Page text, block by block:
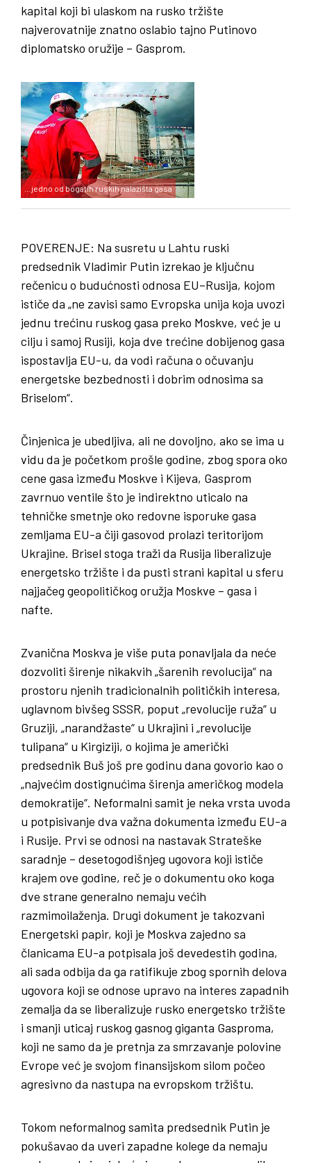
kapital koji bi ulaskom na rusko tržište
najverovatnije znatno oslabio tajno Putinovo
diplomatsko oružije – Gasprom.
…jedno od bogatih ruskih nalazišta gasa
POVERENJE: Na susretu u Lahtu ruski
predsednik Vladimir Putin izrekao je ključnu
rečenicu o budućnosti odnosa EU–Rusija, kojom
ističe da „ne zavisi samo Evropska unija koja uvozi
jednu trećinu ruskog gasa preko Moskve, već je u
cilju i samoj Rusiji, koja dve trećine dobijenog gasa
ispostavlja EU-u, da vodi računa o očuvanju
energetske bezbednosti i dobrim odnosima sa
Briselom“.
Činjenica je ubedljiva, ali ne dovoljno, ako se ima u
vidu da je početkom prošle godine, zbog spora oko
cene gasa između Moskve i Kijeva, Gasprom
zavrnuo ventile što je indirektno uticalo na
tehničke smetnje oko redovne isporuke gasa
zemljama EU-a čiji gasovod prolazi teritorijom
Ukrajine. Brisel stoga traži da Rusija liberalizuje
energetsko tržište i da pusti strani kapital u sferu
najjačeg geopolitičkog oružja Moskve – gasa i
nafte.
Zvanična Moskva je više puta ponavljala da neće
dozvoliti širenje nikakvih „šarenih revolucija“ na
prostoru njenih tradicionalnih političkih interesa,
uglavnom bivšeg SSSR, poput „revolucije ruža“ u
Gruziji, „narandžaste“ u Ukrajini i „revolucije
tulipana“ u Kirgiziji, o kojima je američki
predsednik Buš još pre godinu dana govorio kao o
„najvećim dostignućima širenja američkog modela
demokratije“. Neformalni samit je neka vrsta uvoda
u potpisivanje dva važna dokumenta između EU-a
i Rusije. Prvi se odnosi na nastavak Strateške
saradnje – desetogodišnjeg ugovora koji ističe
krajem ove godine, reč je o dokumentu oko koga
dve strane generalno nemaju većih
razmimoilaženja. Drugi dokument je takozvani
Energetski papir, koji je Moskva zajedno sa
članicama EU-a potpisala još devedestih godina,
ali sada odbija da ga ratifikuje zbog spornih delova
ugovora koji se odnose upravo na interes zapadnih
zemalja da se liberalizuje rusko energetsko tržište
i smanji uticaj ruskog gasnog giganta Gasproma,
koji ne samo da je pretnja za smrzavanje polovine
Evrope već je svojom finansijskom silom počeo
agresivno da nastupa na evropskom tržištu.
Tokom neformalnog samita predsednik Putin je
pokušavao da uveri zapadne kolege da nemaju